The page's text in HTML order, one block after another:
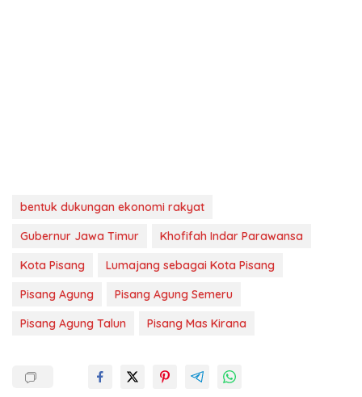
bentuk dukungan ekonomi rakyat
Gubernur Jawa Timur
Khofifah Indar Parawansa
Kota Pisang
Lumajang sebagai Kota Pisang
Pisang Agung
Pisang Agung Semeru
Pisang Agung Talun
Pisang Mas Kirana